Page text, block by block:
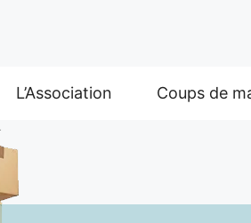
L’Association Coups de